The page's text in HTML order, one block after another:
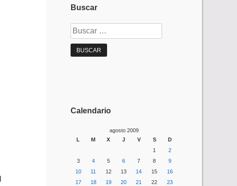
Buscar
Buscar:
Calendario
agosto 2009
L
M X J V S
D
1
2
3
4 5 6 7 8
9
10
11 12 13 14 15
16
17
18 19 20 21 22
23